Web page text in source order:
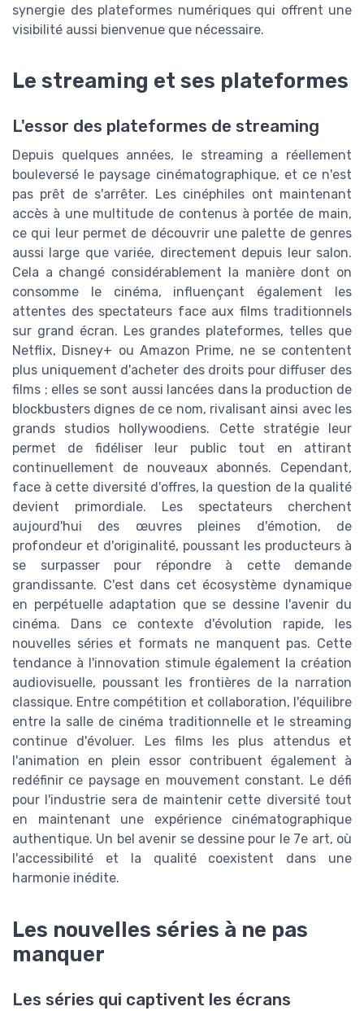
synergie des plateformes numériques qui offrent une
visibilité aussi bienvenue que nécessaire.
Le streaming et ses plateformes
L'essor des plateformes de streaming
Depuis quelques années, le streaming a réellement
bouleversé le paysage cinématographique, et ce n'est
pas prêt de s'arrêter. Les cinéphiles ont maintenant
accès à une multitude de contenus à portée de main,
ce qui leur permet de découvrir une palette de genres
aussi large que variée, directement depuis leur salon.
Cela a changé considérablement la manière dont on
consomme le cinéma, influençant également les
attentes des spectateurs face aux films traditionnels
sur grand écran. Les grandes plateformes, telles que
Netflix, Disney+ ou Amazon Prime, ne se contentent
plus uniquement d'acheter des droits pour diffuser des
films ; elles se sont aussi lancées dans la production de
blockbusters dignes de ce nom, rivalisant ainsi avec les
grands studios hollywoodiens. Cette stratégie leur
permet de fidéliser leur public tout en attirant
continuellement de nouveaux abonnés. Cependant,
face à cette diversité d'offres, la question de la qualité
devient primordiale. Les spectateurs cherchent
aujourd'hui des œuvres pleines d'émotion, de
profondeur et d'originalité, poussant les producteurs à
se surpasser pour répondre à cette demande
grandissante. C'est dans cet écosystème dynamique
en perpétuelle adaptation que se dessine l'avenir du
cinéma. Dans ce contexte d'évolution rapide, les
nouvelles séries et formats ne manquent pas. Cette
tendance à l'innovation stimule également la création
audiovisuelle, poussant les frontières de la narration
classique. Entre compétition et collaboration, l'équilibre
entre la salle de cinéma traditionnelle et le streaming
continue d'évoluer. Les films les plus attendus et
l'animation en plein essor contribuent également à
redéfinir ce paysage en mouvement constant. Le défi
pour l'industrie sera de maintenir cette diversité tout
en maintenant une expérience cinématographique
authentique. Un bel avenir se dessine pour le 7e art, où
l'accessibilité et la qualité coexistent dans une
harmonie inédite.
Les nouvelles séries à ne pas
manquer
Les séries qui captivent les écrans